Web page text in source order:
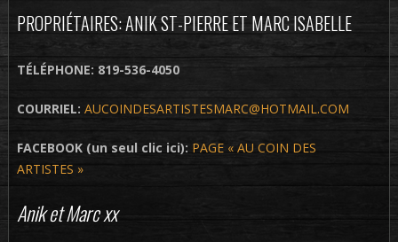
PROPRIÉTAIRES: ANIK ST-PIERRE ET MARC ISABELLE
TÉLÉPHONE: 819-536-4050
COURRIEL: AUCOINDESARTISTESMARC@HOTMAIL.COM
FACEBOOK (un seul clic ici): PAGE « AU COIN DES
ARTISTES »
Anik et Marc xx